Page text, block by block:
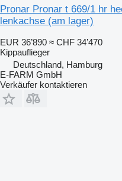
Pronar Pronar t 669/1 hr
lenkachse (am lager)
EUR 36’890 ≈ CHF 34’470
Kippauflieger
Deutschland, Hamburg
E-FARM GmbH
Verkäufer kontaktieren